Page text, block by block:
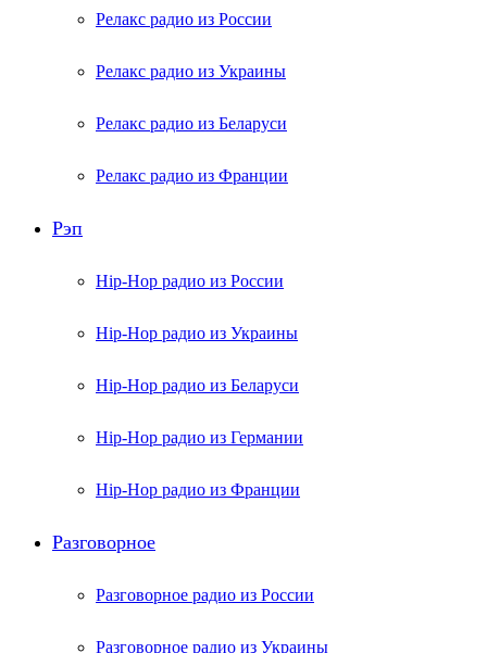
Релакс радио из России
Релакс радио из Украины
Релакс радио из Беларуси
Релакс радио из Франции
Рэп
Hip-Hop радио из России
Hip-Hop радио из Украины
Hip-Hop радио из Беларуси
Hip-Hop радио из Германии
Hip-Hop радио из Франции
Разговорное
Разговорное радио из России
Разговорное радио из Украины